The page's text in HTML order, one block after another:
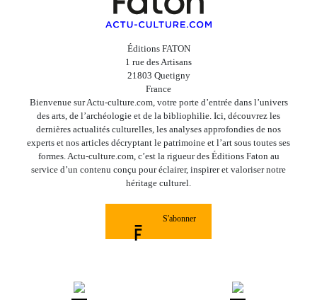
Éditions FATON
1 rue des Artisans
21803 Quetigny
France
Bienvenue sur Actu-culture.com, votre porte d’entrée dans l’univers
des arts, de l’archéologie et de la bibliophilie. Ici, découvrez les
dernières actualités culturelles, les analyses approfondies de nos
experts et nos articles décryptant le patrimoine et l’art sous toutes ses
formes. Actu-culture.com, c’est la rigueur des Éditions Faton au
service d’un contenu conçu pour éclairer, inspirer et valoriser notre
héritage culturel.
S'abonner